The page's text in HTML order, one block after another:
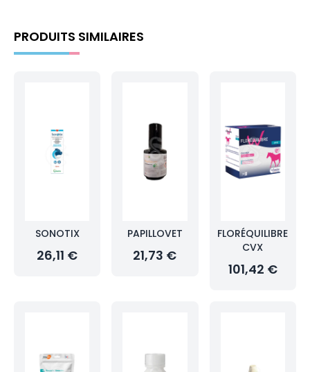
PRODUITS SIMILAIRES
SONOTIX
26,11 €
PAPILLOVET
21,73 €
FLORÉQUILIBRE
CVX
101,42 €